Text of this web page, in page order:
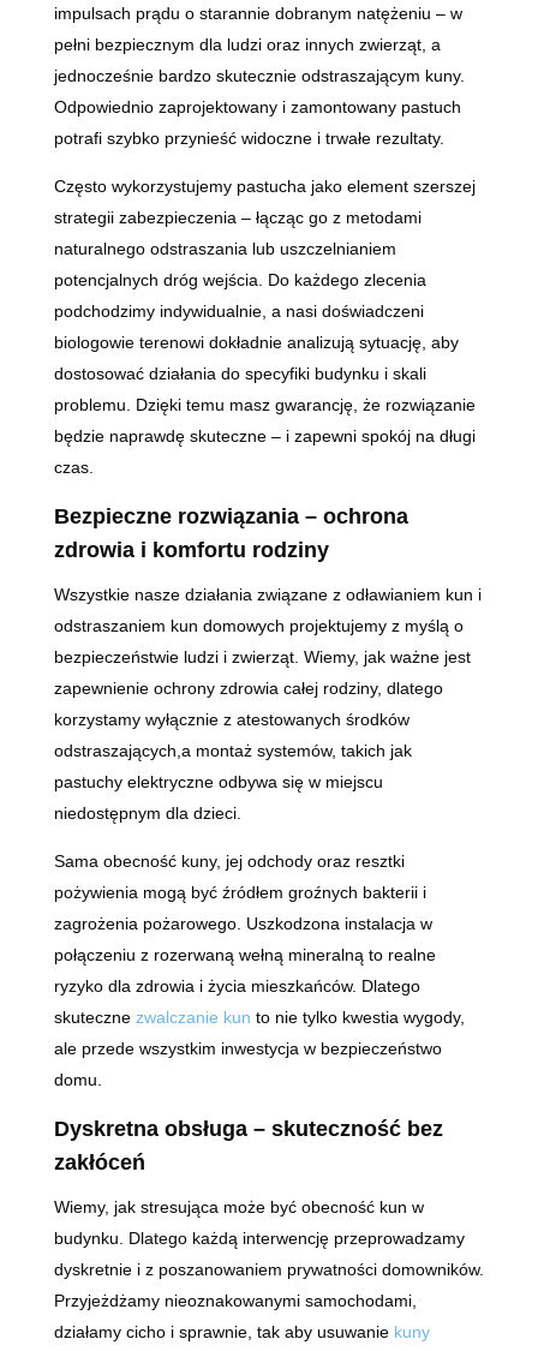
impulsach prądu o starannie dobranym natężeniu – w
pełni bezpiecznym dla ludzi oraz innych zwierząt, a
jednocześnie bardzo skutecznie odstraszającym kuny.
Odpowiednio zaprojektowany i zamontowany pastuch
potrafi szybko przynieść widoczne i trwałe rezultaty.
Często wykorzystujemy pastucha jako element szerszej
strategii zabezpieczenia – łącząc go z metodami
naturalnego odstraszania lub uszczelnianiem
potencjalnych dróg wejścia. Do każdego zlecenia
podchodzimy indywidualnie, a nasi doświadczeni
biologowie terenowi dokładnie analizują sytuację, aby
dostosować działania do specyfiki budynku i skali
problemu. Dzięki temu masz gwarancję, że rozwiązanie
będzie naprawdę skuteczne – i zapewni spokój na długi
czas.
Bezpieczne rozwiązania – ochrona
zdrowia i komfortu rodziny
Wszystkie nasze działania związane z odławianiem kun i
odstraszaniem kun domowych projektujemy z myślą o
bezpieczeństwie ludzi i zwierząt. Wiemy, jak ważne jest
zapewnienie ochrony zdrowia całej rodziny, dlatego
korzystamy wyłącznie z atestowanych środków
odstraszających,a montaż systemów, takich jak
pastuchy elektryczne odbywa się w miejscu
niedostępnym dla dzieci.
Sama obecność kuny, jej odchody oraz resztki
pożywienia mogą być źródłem groźnych bakterii i
zagrożenia pożarowego. Uszkodzona instalacja w
połączeniu z rozerwaną wełną mineralną to realne
ryzyko dla zdrowia i życia mieszkańców. Dlatego
skuteczne zwalczanie kun to nie tylko kwestia wygody,
ale przede wszystkim inwestycja w bezpieczeństwo
domu.
Dyskretna obsługa – skuteczność bez
zakłóceń
Wiemy, jak stresująca może być obecność kun w
budynku. Dlatego każdą interwencję przeprowadzamy
dyskretnie i z poszanowaniem prywatności domowników.
Przyjeżdżamy nieoznakowanymi samochodami,
działamy cicho i sprawnie, tak aby usuwanie kuny